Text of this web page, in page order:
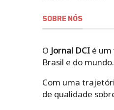
SOBRE NÓS
O Jornal DCI é um
Brasil e do mundo.
Com uma
de qualidade